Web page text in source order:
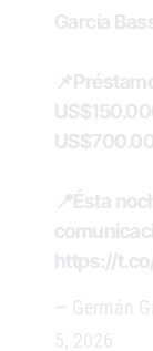
García
📍Ésta
https://
— Germán
5, 2026